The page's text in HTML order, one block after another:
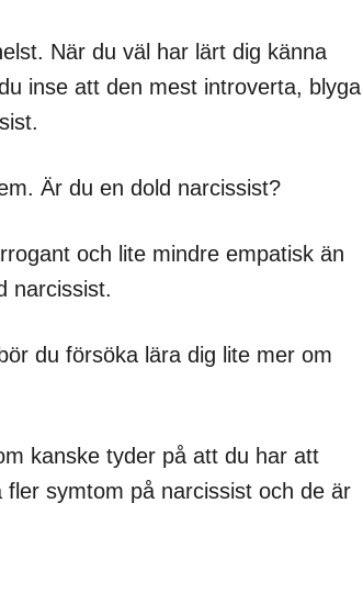
När du väl har lärt dig känna
inse att den mest introverta, blyga
Är du en dold narcissist?
och lite mindre empatisk än
narcissist.
du försöka lära dig lite mer om
kanske tyder på att du har att
symtom på narcissist och de är